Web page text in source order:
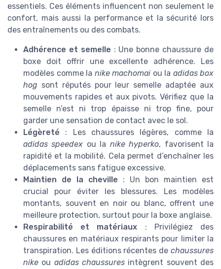
essentiels. Ces éléments influencent non seulement le
confort, mais aussi la performance et la sécurité lors
des entraînements ou des combats.
Adhérence et semelle : Une bonne chaussure de
boxe doit offrir une excellente adhérence. Les
modèles comme la nike machomai ou la adidas box
hog sont réputés pour leur semelle adaptée aux
mouvements rapides et aux pivots. Vérifiez que la
semelle n’est ni trop épaisse ni trop fine, pour
garder une sensation de contact avec le sol.
Légèreté : Les chaussures légères, comme la
adidas speedex ou la nike hyperko, favorisent la
rapidité et la mobilité. Cela permet d’enchaîner les
déplacements sans fatigue excessive.
Maintien de la cheville : Un bon maintien est
crucial pour éviter les blessures. Les modèles
montants, souvent en noir ou blanc, offrent une
meilleure protection, surtout pour la boxe anglaise.
Respirabilité et matériaux : Privilégiez des
chaussures en matériaux respirants pour limiter la
transpiration. Les éditions récentes de chaussures
nike ou adidas chaussures intègrent souvent des